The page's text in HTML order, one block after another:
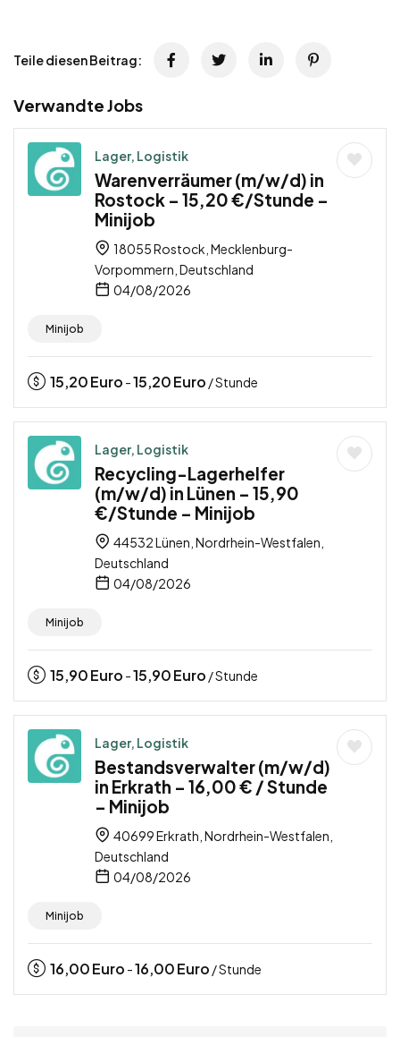
Teile diesen Beitrag:
Verwandte Jobs
Lager, Logistik
Warenverräumer (m/w/d) in
Rostock – 15,20 €/Stunde –
Minijob
18055 Rostock, Mecklenburg-
Vorpommern, Deutschland
04/08/2026
Minijob
15,20Euro -15,20Euro / Stunde
Lager, Logistik
Recycling-Lagerhelfer
(m/w/d) in Lünen – 15,90
€/Stunde – Minijob
44532 Lünen, Nordrhein-Westfalen,
Deutschland
04/08/2026
Minijob
15,90Euro -15,90Euro / Stunde
Lager, Logistik
Bestandsverwalter (m/w/d)
in Erkrath – 16,00 € / Stunde
– Minijob
40699 Erkrath, Nordrhein-Westfalen,
Deutschland
04/08/2026
Minijob
16,00Euro -16,00Euro / Stunde